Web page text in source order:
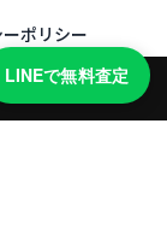
ポリシー
LINEで無料査定